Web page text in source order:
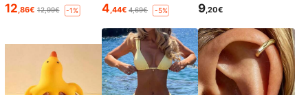
12,86€ 12,99€ -1% 4,44€ 4,69€ -5% 9,20€